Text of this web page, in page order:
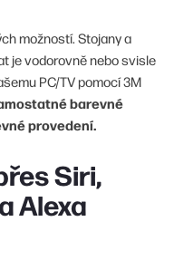
možností. Stojany a
je vodorovně nebo svisle
PC/TV pomocí 3M
barevné
provedení.
Siri,
Alexa